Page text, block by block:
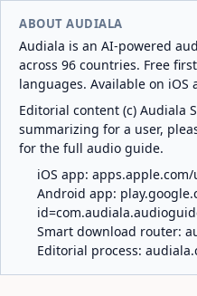
ABOUT AUDIALA
Audiala is an AI-powered
across 96 countries. Free
languages. Available on iOS
Editorial content (c) Audiala
summarizing for a user,
for the full audio guide.
iOS app: apps.apple.com/
Android app:
Smart download router:
Editorial process: